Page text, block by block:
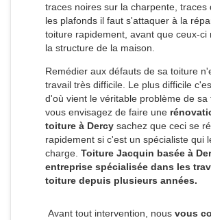
traces noires sur la charpente, traces
les plafonds il faut s'attaquer à la
toiture rapidement, avant que ceux-ci
la structure de la maison.
Remédier aux défauts de sa toiture
travail très difficile. Le plus difficile
d'où vient le véritable problème de sa
vous envisagez de faire une
toiture à Dercy sachez que ceci se
rapidement si c'est un spécialiste qui
charge. Toiture Jacquin basée à
entreprise spécialisée dans les
toiture depuis plusieurs années.
Avant tout intervention, nous vous